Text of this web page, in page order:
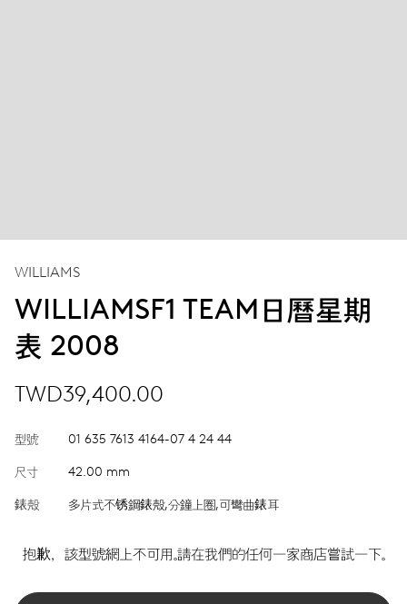
WILLIAMS
WILLIAMSF1 TEAM日曆星期
表 2008
TWD39,400.00
型號 01 635 7613 4164-07 4 24 44
尺寸 42.00 mm
錶殼 多片式不锈鋼錶殼,分鐘上圈,可彎曲錶耳
抱歉，該型號網上不可用。請在我們的任何一家商店嘗試一下。